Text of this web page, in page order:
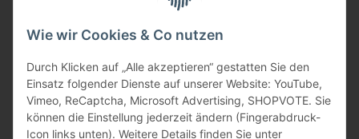
Wie wir Cookies & Co nutzen
Durch Klicken auf „Alle akzeptieren“ gestatten Sie den
Einsatz folgender Dienste auf unserer Website: YouTube,
Vimeo, ReCaptcha, Microsoft Advertising, SHOPVOTE. Sie
können die Einstellung jederzeit ändern (Fingerabdruck-
Icon links unten). Weitere Details finden Sie unter
33,50 €*
28,15 € exkl. 19.00% MwSt.)
Artikel 1 - 20 von 41